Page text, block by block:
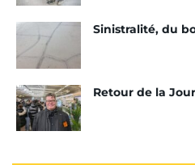
Sinistralité, du
Retour de la